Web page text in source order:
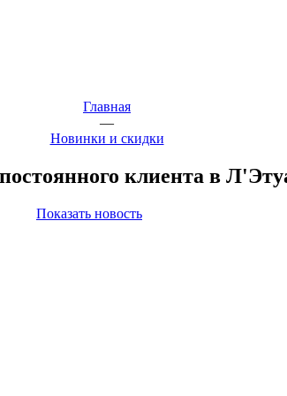
Главная
—
Новинки и скидки
клиента в
Показать новость